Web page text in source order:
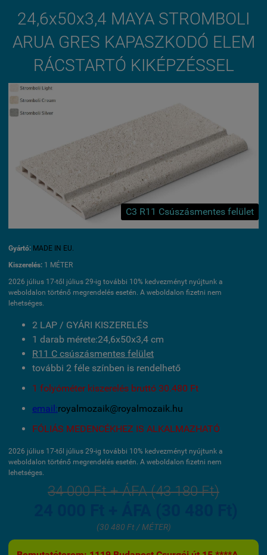
24,6x50x3,4 MAYA STROMBOLI
ARUA GRES KAPASZKODÓ ELEM
RÁCSTARTÓ KIKÉPZÉSSEL
C3 R11 Csúszásmentes felület
Gyártó: MADE IN EU.
Kiszerelés: 1 MÉTER
2026 július 17-től július 29-ig további 10% kedvezményt nyújtunk a
weboldalon történő megrendelés esetén. A weboldalon fizetni nem
lehetséges.
2 LAP / GYÁRI KISZERELÉS
1 darab mérete:24,6x50x3,4 cm
R11 C csúszásmentes felület
további 2 féle színben is rendelhető
1 folyóméter kiszerelés bruttó 30.480 Ft
email:royalmozaik@royalmozaik.hu
FÓLIÁS MEDENCÉKHEZ IS ALKALMAZHATÓ
2026 július 17-től július 29-ig további 10% kedvezményt nyújtunk a
weboldalon történő megrendelés esetén. A weboldalon fizetni nem
lehetséges.
34 000 Ft + ÁFA (43 180 Ft)
(30 480 Ft / MÉTER)